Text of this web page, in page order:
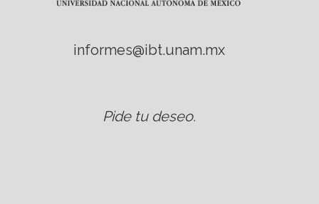
informes@ibt.unam.mx
Pide tu deseo.